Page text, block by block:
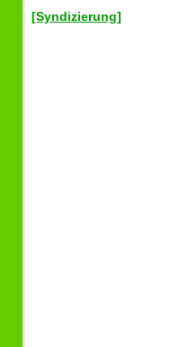
[Syndizierung]